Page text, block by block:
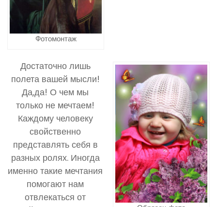
Фотомонтаж
Достаточно лишь
полета вашей мысли!
Да,да! О чем мы
только не мечтаем!
Каждому человеку
свойственно
представлять себя в
разных ролях. Иногда
именно такие мечтания
помогают нам
отвлекаться от